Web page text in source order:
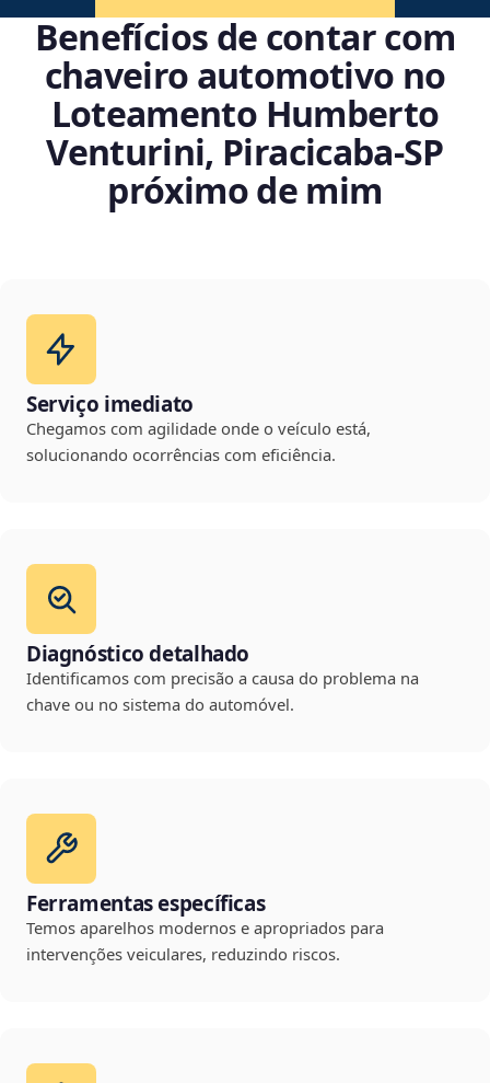
Benefícios de contar com
chaveiro automotivo no
Loteamento Humberto
Venturini, Piracicaba‑SP
próximo de mim
Serviço imediato
Chegamos com agilidade onde o veículo está,
solucionando ocorrências com eficiência.
Diagnóstico detalhado
Identificamos com precisão a causa do problema na
chave ou no sistema do automóvel.
Ferramentas específicas
Temos aparelhos modernos e apropriados para
intervenções veiculares, reduzindo riscos.